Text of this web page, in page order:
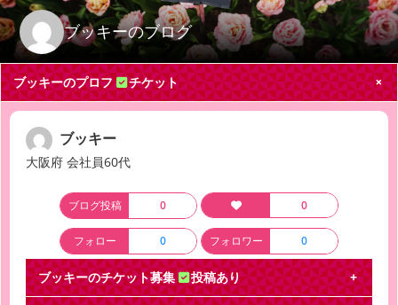
ブッキーのブログ
ログイ
Search
ブッキーのプロフ チケット
ブッキー
大阪府 会社員60代
ブログ投稿 0 0
フォロー 0 フォロワー 0
ブッキーのチケット募集 投稿あり